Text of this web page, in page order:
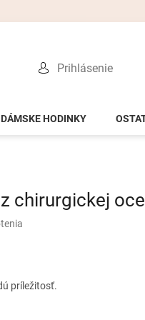
Prihlásenie
DÁMSKE HODINKY
chirurgickej
príležitosť.